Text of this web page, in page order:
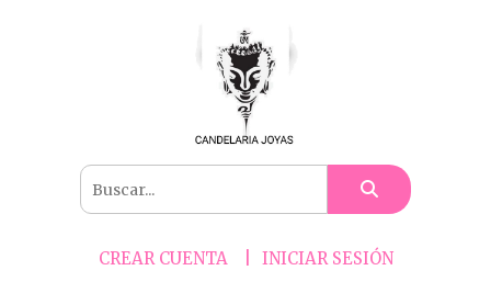
CREAR CUENTA INICIAR SESIÓN